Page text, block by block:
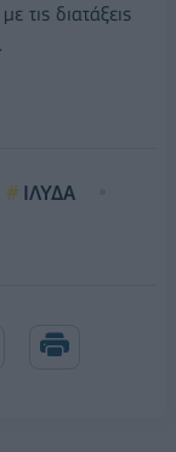
τις διατάξεις
ΙΛΥΔΑ